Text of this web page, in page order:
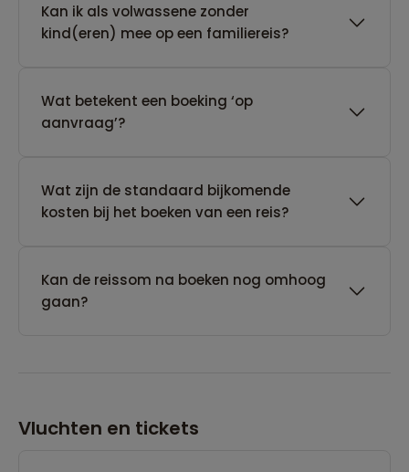
Kan ik als volwassene zonder
kind(eren) mee op een familiereis?
Wat betekent een boeking ‘op
aanvraag’?
Wat zijn de standaard bijkomende
kosten bij het boeken van een reis?
Kan de reissom na boeken nog omhoog
gaan?
Vluchten en tickets